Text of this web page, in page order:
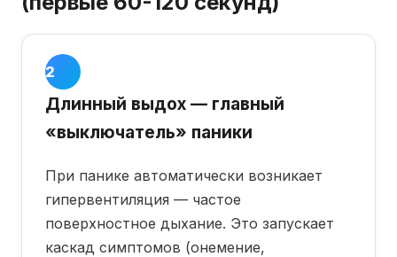
1-2
минуты
Длинный выдох — главный
«выключатель» паники
При панике автоматически возникает
гипервентиляция — частое
поверхностное дыхание. Это запускает
каскад симптомов (онемение,